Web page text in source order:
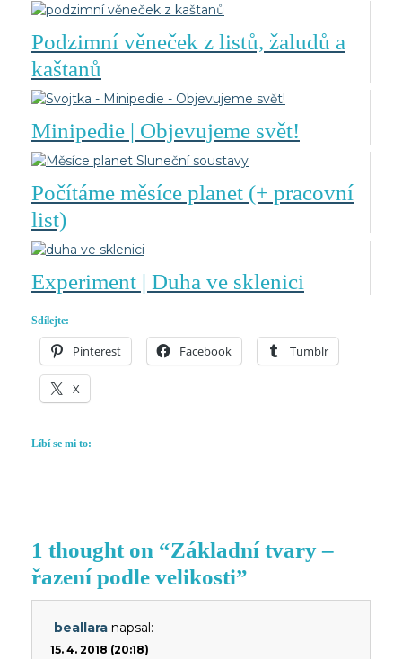
Podzimní věneček z listů, žaludů a
kaštanů
Minipedie | Objevujeme svět!
Počítáme měsíce planet (+ pracovní
list)
Experiment | Duha ve sklenici
Sdílejte:
Pinterest Facebook Tumblr
X
Líbí se mi to:
1 thought on “Základní tvary –
řazení podle velikosti”
beallara napsal:
15. 4. 2018 (20:18)